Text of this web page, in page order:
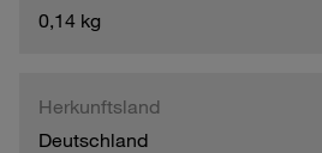
0,14 kg
Herkunftsland
Deutschland